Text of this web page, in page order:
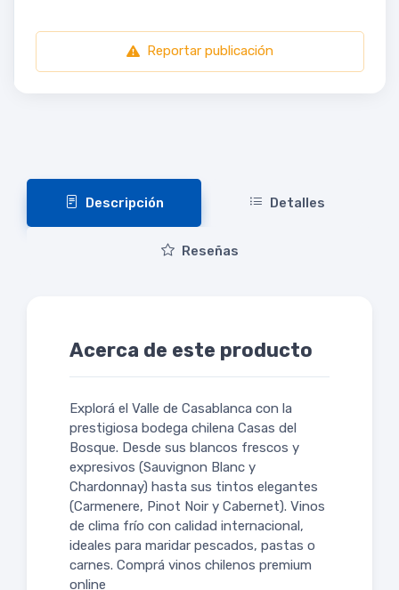
Reportar publicación
Descripción Detalles
Reseñas
Acerca de este producto
Explorá el Valle de Casablanca con la
prestigiosa bodega chilena Casas del
Bosque. Desde sus blancos frescos y
expresivos (Sauvignon Blanc y
Chardonnay) hasta sus tintos elegantes
(Carmenere, Pinot Noir y Cabernet). Vinos
de clima frío con calidad internacional,
ideales para maridar pescados, pastas o
carnes. Comprá vinos chilenos premium
online